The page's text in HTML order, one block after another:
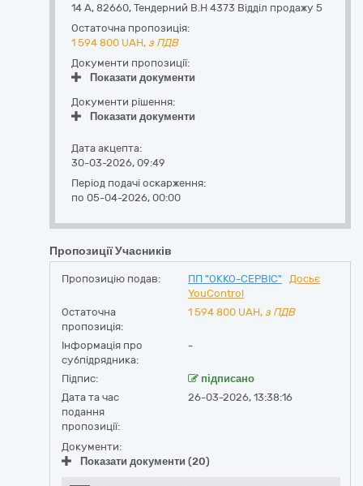
14 А, 82660, Тендерний В.Н 4373 Відділ продажу 5
Остаточна пропозиція:
1 594 800 UAH, з ПДВ
Документи пропозиції:
Показати документи
Документи рішення:
Показати документи
Дата акцепта:
30-03-2026, 09:49
Період подачі оскарження:
по 05-04-2026, 00:00
Пропозиції Учасників
Пропозицію подав: ПП "ОККО-СЕРВІС"
Досьє
YouControl
Остаточна
пропозиція:
1 594 800 UAH, з ПДВ
Інформація про
субпідрядника:
-
Підпис:
підписано
Дата та час
подання
пропозиції:
26-03-2026, 13:38:16
Документи:
Показати документи (20)